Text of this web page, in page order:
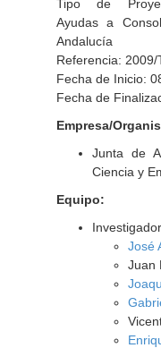
Tipo de
Ayudas a
Andalucía
Referencia: 2009/
Fecha de Inicio:
Fecha de
Empresa/
Junta de
Ciencia y
Equipo:
José
Juan